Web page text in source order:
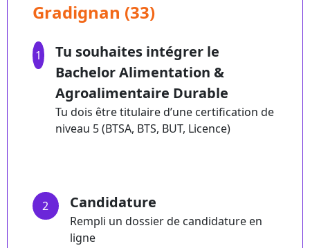
Gradignan (33)
1
Tu souhaites intégrer le
Bachelor Alimentation &
Agroalimentaire Durable
Tu dois être titulaire d’une certification de
niveau 5 (BTSA, BTS, BUT, Licence)
2 Candidature
Rempli un dossier de candidature en
ligne